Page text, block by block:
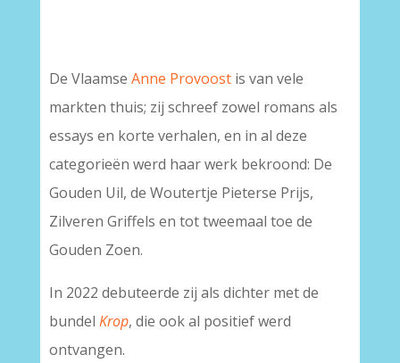
De Vlaamse Anne Provoostis van vele
markten thuis; zij schreef zowel romans als
essays en korte verhalen, en in al deze
categorieën werd haar werk bekroond: De
Gouden Uil, de Woutertje Pieterse Prijs,
Zilveren Griffels en tot tweemaal toe de
Gouden Zoen.
In 2022 debuteerde zij als dichter met de
bundel Krop, die ook al positief werd
ontvangen.